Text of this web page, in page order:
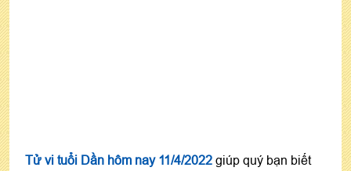
Tử vi tuổi Dần hôm nay 11/4/2022 giúp quý bạn biết